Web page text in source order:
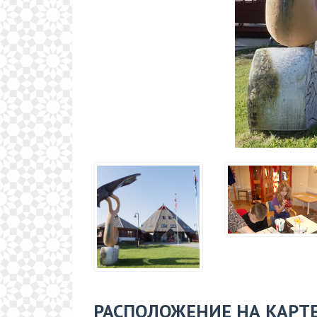
РАСПОЛОЖЕНИЕ НА